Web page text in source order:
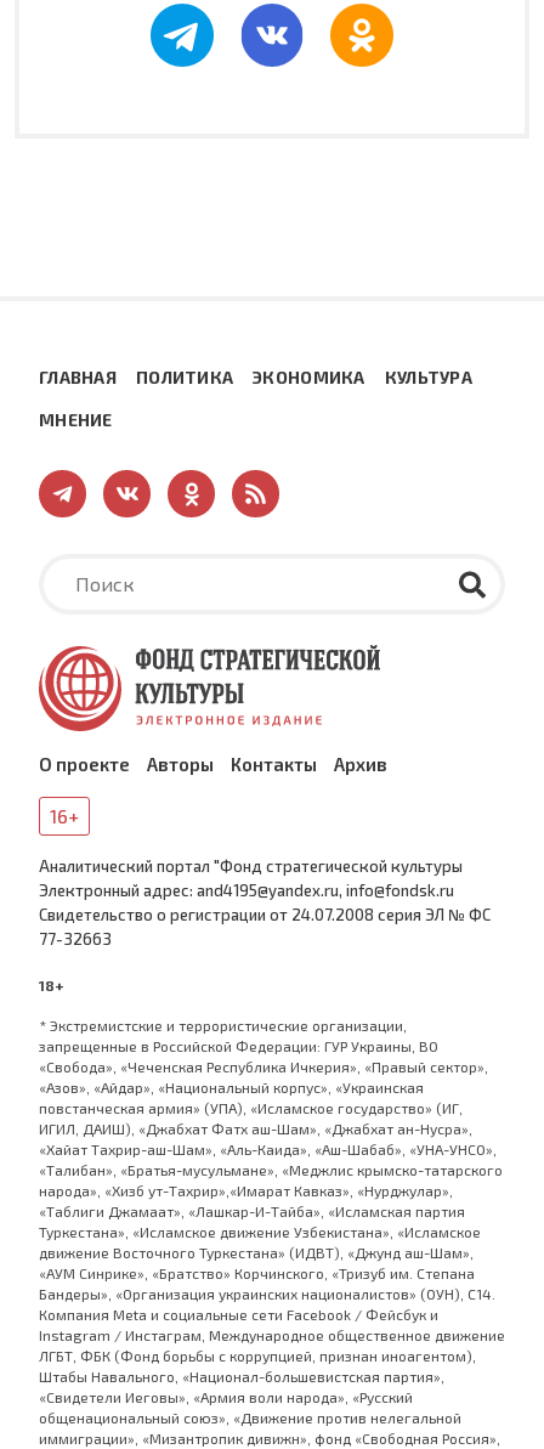
ГЛАВНАЯ ПОЛИТИКА ЭКОНОМИКА КУЛЬТУРА
МНЕНИЕ
О проекте Авторы Контакты Архив
16+
Аналитический портал "Фонд стратегической культуры
Электронный адрес: and4195@yandex.ru, info@fondsk.ru
Cвидетельство о регистрации от 24.07.2008 серия ЭЛ № ФС
77-32663
18+
* Экстремистские и террористические организации,
запрещенные в Российской Федерации: ГУР Украины, ВО
«Свобода», «Чеченская Республика Ичкерия», «Правый сектор»,
«Азов», «Айдар», «Национальный корпус», «Украинская
повстанческая армия» (УПА), «Исламское государство» (ИГ,
ИГИЛ, ДАИШ), «Джабхат Фатх аш-Шам», «Джабхат ан-Нусра»,
«Хайат Тахрир-аш-Шам», «Аль-Каида», «Аш-Шабаб», «УНА-УНСО»,
«Талибан», «Братья-мусульмане», «Меджлис крымско-татарского
народа», «Хизб ут-Тахрир»,«Имарат Кавказ», «Нурджулар»,
«Таблиги Джамаат», «Лашкар-И-Тайба», «Исламская партия
Туркестана», «Исламское движение Узбекистана», «Исламское
движение Восточного Туркестана» (ИДВТ), «Джунд аш-Шам»,
«АУМ Синрике», «Братство» Корчинского, «Тризуб им. Степана
Бандеры», «Организация украинских националистов» (ОУН), С14.
Компания Meta и социальные сети Facebook / Фейсбук и
Instagram / Инстаграм, Международное общественное движение
ЛГБТ, ФБК (Фонд борьбы с коррупцией, признан иноагентом),
Штабы Навального, «Национал-большевистская партия»,
«Свидетели Иеговы», «Армия воли народа», «Русский
общенациональный союз», «Движение против нелегальной
иммиграции», «Мизантропик дивижн», фонд «Свободная Россия»,